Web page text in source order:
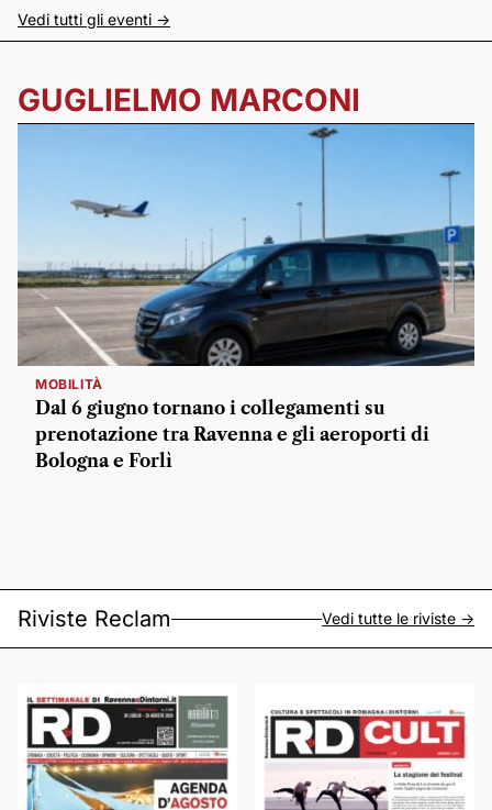
Vedi tutti gli eventi ->
GUGLIELMO MARCONI
MOBILITÀ
Dal 6 giugno tornano i collegamenti su
prenotazione tra Ravenna e gli aeroporti di
Bologna e Forlì
Riviste Reclam Vedi tutte le riviste ->